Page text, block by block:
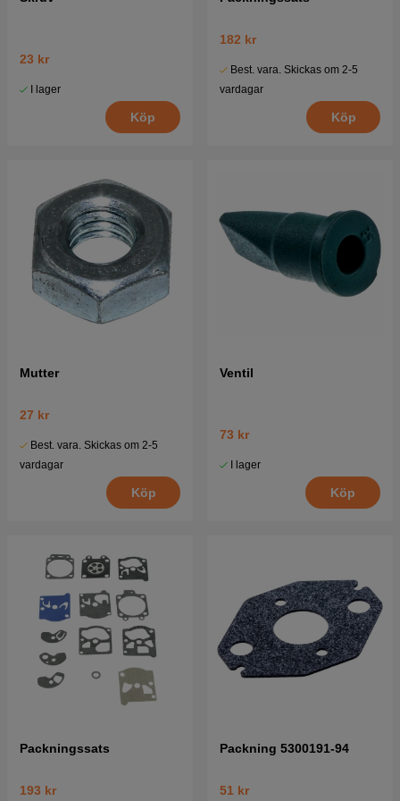
23 kr
I lager
Köp
182 kr
Best. vara. Skickas om 2-5
vardagar
Köp
Mutter
27 kr
Best. vara. Skickas om 2-5
vardagar
Köp
Ventil
73 kr
I lager
Köp
Packningssats
193 kr
Packning 5300191-94
51 kr